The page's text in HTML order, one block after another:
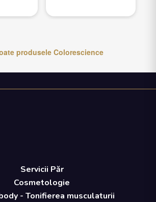
produsele Colorescience
Servicii Păr
Cosmetologie
- Tonifierea musculaturii